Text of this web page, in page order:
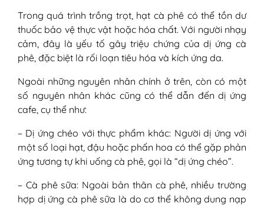
Trong quá trình trồng trọt, hạt cà phê có thể tồn dư
thuốc bảo vệ thực vật hoặc hóa chất. Với người nhạy
cảm, đây là yếu tố gây triệu chứng của dị ứng cà
phê, đặc biệt là rối loạn tiêu hóa và kích ứng da.
Ngoài những nguyên nhân chính ở trên, còn có một
số nguyên nhân khác cũng có thể dẫn đến dị ứng
cafe, cụ thể như:
– Dị ứng chéo với thực phẩm khác: Người dị ứng với
một số loại hạt, đậu hoặc phấn hoa có thể gặp phản
ứng tương tự khi uống cà phê, gọi là “dị ứng chéo”.
– Cà phê sữa: Ngoài bản thân cà phê, nhiều trường
hợp dị ứng cà phê sữa là do cơ thể không dung nạp